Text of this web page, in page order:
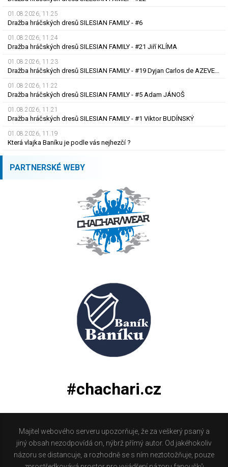
01.08.2026, 11.25
Dražba hráčských dresů SILESIAN FAMILY - #6
01.08.2026, 11.24
Dražba hráčských dresů SILESIAN FAMILY - #21 Jiří KLÍMA
01.08.2026, 11.23
Dražba hráčských dresů SILESIAN FAMILY - #19 Dyjan Carlos de AZEVEDO
01.08.2026, 11.22
Dražba hráčských dresů SILESIAN FAMILY - #5 Adam JÁNOŠ
01.08.2026, 11.21
Dražba hráčských dresů SILESIAN FAMILY - #1 Viktor BUDÍNSKÝ
01.08.2026, 11.19
Která vlajka Baníku je podle vás nejhezčí ?
PARTNERSKÉ WEBY
#chachari.cz
Majitel webového serveru upozorňuje, že za veškerý psaný a
jiný obsah nezodpovídá on, nýbrž přímý autor. Od jakéhokoliv
názoru se distancuje, a rozhodně se s ním neztotožňuje, pouze